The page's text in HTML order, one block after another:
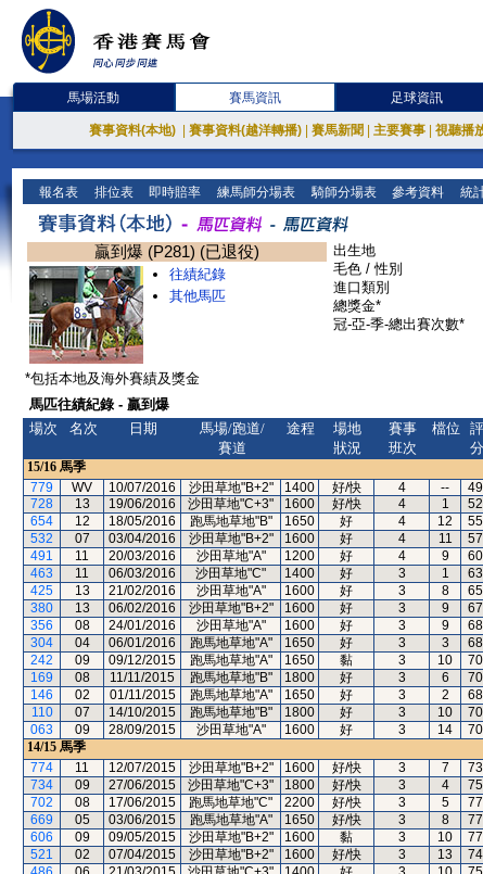
馬場活動 賽馬資訊 足球資訊
賽事資料(本地) 賽事資料(越洋轉播) 賽馬新聞 主要賽事 視聽播
報名表 排位表 即時賠率 練馬師分場表 騎師分場表 參考資料 統
贏到爆 (P281) (已退役)
往績紀錄
其他馬匹
出生地
毛色 / 性別
進口類別
總獎金*
冠-亞-季-總出賽次數*
*包括本地及海外賽績及獎金
馬匹往績紀錄 - 贏到爆
場次
名次 日期
馬場/跑道/
賽道
途程
場地
狀況
賽事
班次
檔位
評
分
15/16 馬季
779
WV 10/07/2016 沙田草地"B+2" 1400 好/快 4 -- 49
728
13 19/06/2016 沙田草地"C+3" 1600 好/快 4 1 52
654
12 18/05/2016 跑馬地草地"B" 1650 好 4 12 55
532
07 03/04/2016 沙田草地"B+2" 1600 好 4 11 57
491
11 20/03/2016 沙田草地"A" 1200 好 4 9 60
463
11 06/03/2016 沙田草地"C" 1400 好 3 1 63
425
13 21/02/2016 沙田草地"A" 1600 好 3 8 65
380
13 06/02/2016 沙田草地"B+2" 1600 好 3 9 67
356
08 24/01/2016 沙田草地"A" 1600 好 3 9 68
304
04 06/01/2016 跑馬地草地"A" 1650 好 3 3 68
242
09 09/12/2015 跑馬地草地"A" 1650 黏 3 10 70
169
08 11/11/2015 跑馬地草地"B" 1800 好 3 6 70
146
02 01/11/2015 跑馬地草地"A" 1650 好 3 2 68
110
07 14/10/2015 跑馬地草地"B" 1800 好 3 10 70
063
09 28/09/2015 沙田草地"A" 1600 好 3 14 70
14/15 馬季
774
11 12/07/2015 沙田草地"B+2" 1600 好/快 3 7 73
734
09 27/06/2015 沙田草地"C+3" 1800 好/快 3 4 75
702
08 17/06/2015 跑馬地草地"C" 2200 好/快 3 5 77
669
05 03/06/2015 跑馬地草地"A" 1650 好/快 3 8 77
606
09 09/05/2015 沙田草地"B+2" 1600 黏 3 10 77
521
02 07/04/2015 沙田草地"B+2" 1600 好/快 3 13 74